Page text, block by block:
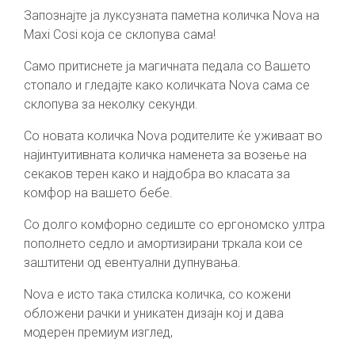
Запознајте ја луксузната паметна количка Nova на
Maxi Cosi која се склопува сама!
Само притиснете ја магичната педала со Вашето
стопало и гледајте како количката Nova сама се
склопува за неколку секунди.
Со новата количка Nova родителите ќе уживаат во
најинтуитивната количка наменета за возење на
секаков терен како и најдобра во класата за
комфор на вашето бебе.
Со долго комфорно седиште со ергономско ултра
пополнето седло и амортизирани тркала кои се
заштитени од евентуални дупнувања.
Nova е исто така стилска количка, со кожени
обложени рачки и уникатен дизајн кој и дава
модерен премиум изглед,